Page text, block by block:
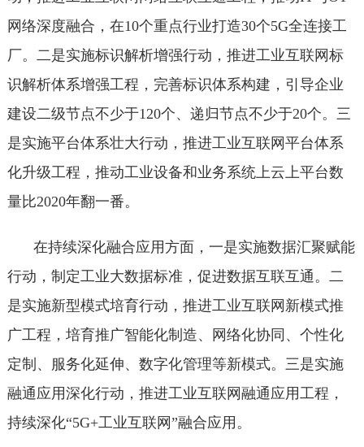
网络深度融合，在10个重点行业打造30个5G全连接工
厂。二是实施标识解析增强行动，推进工业互联网标
识解析体系增强工程，完善标识体系构建，引导企业
建设二级节点不少于120个、递归节点不少于20个。三
是实施平台体系壮大行动，推进工业互联网平台体系
化升级工程，推动工业设备和业务系统上云上平台数
量比2020年翻一番。
在持续深化融合应用方面，一是实施数据汇聚赋能
行动，制定工业大数据标准，促进数据互联互通。二
是实施新型模式培育行动，推进工业互联网新模式推
广工程，培育推广智能化制造、网络化协同、个性化
定制、服务化延伸、数字化管理等新模式。三是实施
融通应用深化行动，推进工业互联网融通应用工程，
持续深化“5G+工业互联网”融合应用。